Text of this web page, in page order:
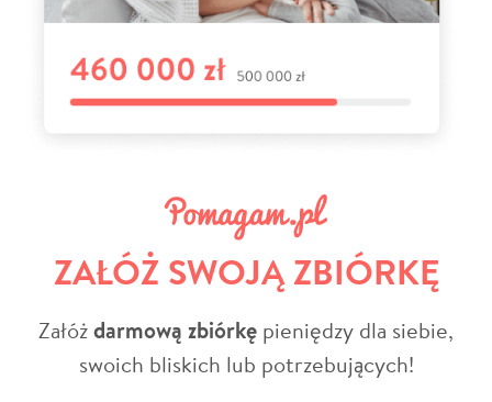
ZAŁÓŻ SWOJĄ ZBIÓRKĘ
Załóżdarmową zbiórkę pieniędzy dla siebie,
swoich bliskich lub potrzebujących!